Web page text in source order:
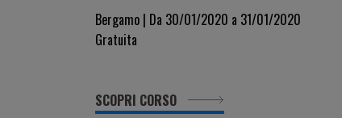
Bergamo | Da 30/01/2020 a 31/01/2020
Gratuita
SCOPRI CORSO